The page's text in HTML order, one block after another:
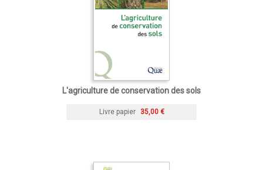
L'agriculture de conservation des sols
Livre papier 35,00 €